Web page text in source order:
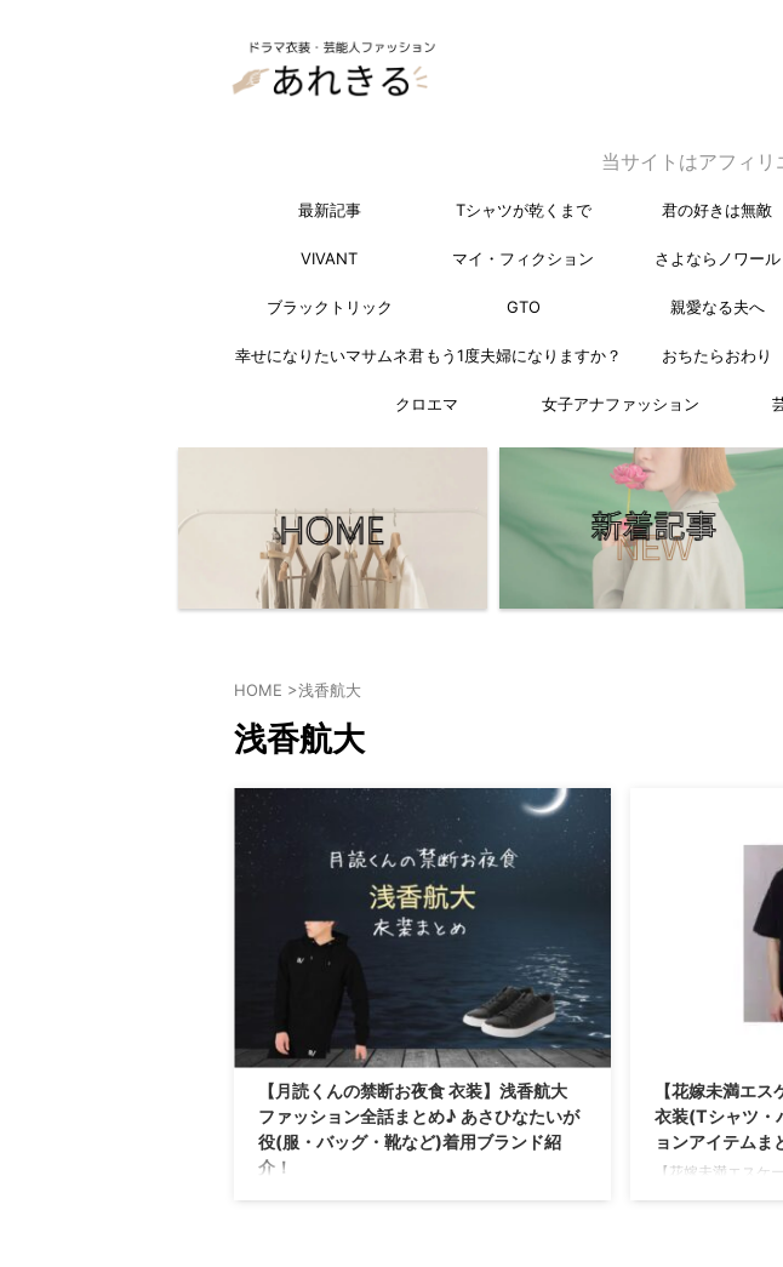
当サイトはアフィ
最新記事 Tシャツが乾くまで 君の好きは無敵
VIVANT マイ・フィクション さよならノワール
ブラックトリック GTO 親愛なる夫へ
幸せになりたいマサムネ君 もう1度夫婦になりますか？ おちたらおわり
クロエマ 女子アナファッション
HOME >浅香航大
浅香航大
【月読くんの禁断お夜食 衣装】浅香航大
ファッション全話まとめ♪ あさひなたいが
役(服・バッグ・靴など)着用ブランド紹
介！
【花嫁未満エ
衣装(Tシャツ・
ョンアイテムま
【花嫁未満エスケ